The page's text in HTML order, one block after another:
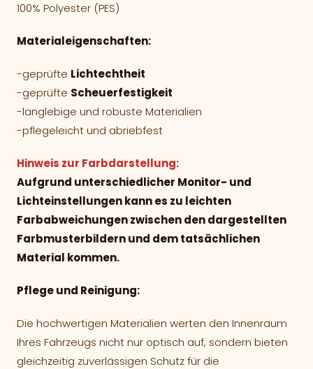
100% Polyester (PES)
Materialeigenschaften:
-geprüfte Lichtechtheit
-geprüfte Scheuerfestigkeit
-langlebige und robuste Materialien
-pflegeleicht und abriebfest
Hinweis zur Farbdarstellung:
Aufgrund unterschiedlicher Monitor- und
Lichteinstellungen kann es zu leichten
Farbabweichungen zwischen den dargestellten
Farbmusterbildern und dem tatsächlichen
Material kommen.
Pflege und Reinigung:
Die hochwertigen Materialien werten den Innenraum
Ihres Fahrzeugs nicht nur optisch auf, sondern bieten
gleichzeitig zuverlässigen Schutz für die